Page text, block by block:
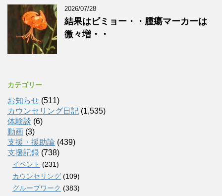
2026/07/28
結果はビミョー・・腫瘍マーカーは
微々増・・
カテゴリー
お知らせ (511)
カウンセリング日記 (1,535)
体験談 (6)
動画 (3)
支援・援助論 (439)
支援記録 (738)
イベント (231)
カウンセリング (109)
グループワーク (383)